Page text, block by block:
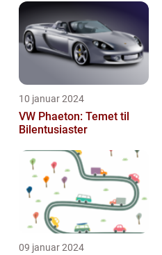
10 januar 2024
VW Phaeton: Temet til
Bilentusiaster
09 januar 2024